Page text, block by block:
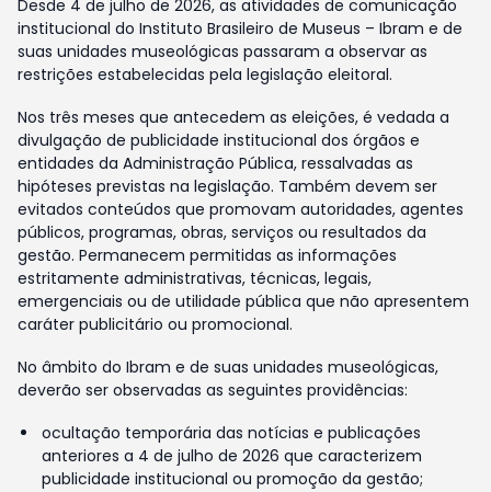
Desde 4 de julho de 2026, as atividades de comunicação
institucional do Instituto Brasileiro de Museus – Ibram e de
suas unidades museológicas passaram a observar as
restrições estabelecidas pela legislação eleitoral.
Nos três meses que antecedem as eleições, é vedada a
divulgação de publicidade institucional dos órgãos e
entidades da Administração Pública, ressalvadas as
hipóteses previstas na legislação. Também devem ser
evitados conteúdos que promovam autoridades, agentes
públicos, programas, obras, serviços ou resultados da
gestão. Permanecem permitidas as informações
estritamente administrativas, técnicas, legais,
emergenciais ou de utilidade pública que não apresentem
caráter publicitário ou promocional.
No âmbito do Ibram e de suas unidades museológicas,
deverão ser observadas as seguintes providências:
ocultação temporária das notícias e publicações
anteriores a 4 de julho de 2026 que caracterizem
publicidade institucional ou promoção da gestão;